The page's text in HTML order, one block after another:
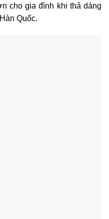
cho gia đình khi thả dáng
Quốc.